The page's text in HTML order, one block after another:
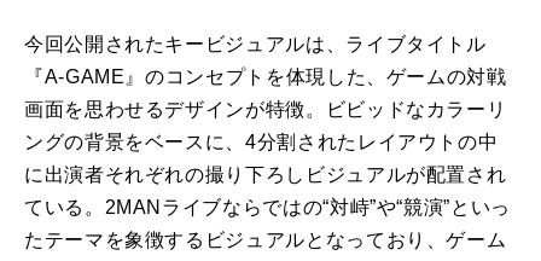
今回公開されたキービジュアルは、ライブタイトル
『A-GAME』のコンセプトを体現した、ゲームの対戦
画面を思わせるデザインが特徴。ビビッドなカラーリ
ングの背景をベースに、4分割されたレイアウトの中
に出演者それぞれの撮り下ろしビジュアルが配置され
ている。2MANライブならではの“対峙”や“競演”といっ
たテーマを象徴するビジュアルとなっており、ゲーム